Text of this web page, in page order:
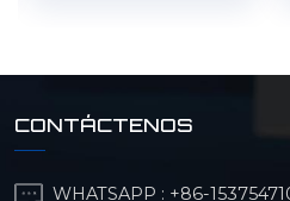
CONTÁCTENOS
WHATSAPP : +86-